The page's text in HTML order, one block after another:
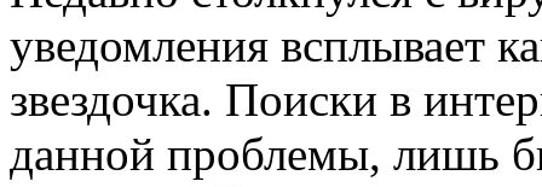
уведомления всплывает
звездочка. Поиски в
данной проблемы, лишь